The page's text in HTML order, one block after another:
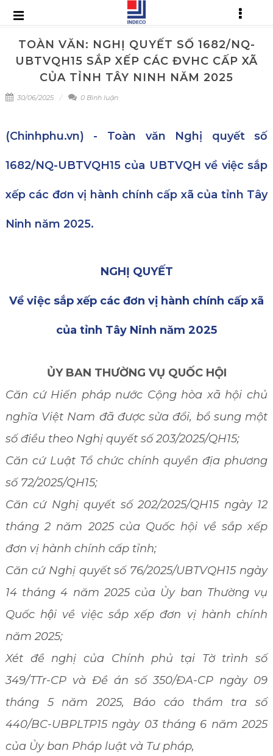
TOÀN VĂN: NGHỊ QUYẾT SỐ 1682/NQ-
UBTVQH15 SẮP XẾP CÁC ĐVHC CẤP XÃ
CỦA TỈNH TÂY NINH NĂM 2025
30/06/2025 0 Bình luận
(Chinhphu.vn) - Toàn văn Nghị quyết số
1682/NQ-UBTVQH15 của UBTVQH về việc sắp
xếp các đơn vị hành chính cấp xã của tỉnh Tây
Ninh năm 2025.
NGHỊ QUYẾT
Về việc sắp xếp các đơn vị hành chính cấp xã
của tỉnh Tây Ninh năm 2025
ỦY BAN THƯỜNG VỤ QUỐC HỘI
Căn cứ Hiến pháp nước Cộng hòa xã hội chủ
nghĩa Việt Nam đã được sửa đổi, bổ sung một
số điều theo Nghị quyết số 203/2025/QH15;
Căn cứ Luật Tổ chức chính quyền địa phương
số 72/2025/QH15;
Căn cứ Nghị quyết số 202/2025/QH15 ngày 12
tháng 2 năm 2025 của Quốc hội về sắp xếp
đơn vị hành chính cấp tỉnh;
Căn cứ Nghị quyết số 76/2025/UBTVQH15 ngày
14 tháng 4 năm 2025 của Ủy ban Thường vụ
Quốc hội về việc sắp xếp đơn vị hành chính
năm 2025;
Xét đề nghị của Chính phủ tại Tờ trình số
349/TTr-CP và Đề án số 350/ĐA-CP ngày 09
tháng 5 năm 2025, Báo cáo thẩm tra số
440/BC-UBPLTP15 ngày 03 tháng 6 năm 2025
của Ủy ban Pháp luật và Tư pháp,